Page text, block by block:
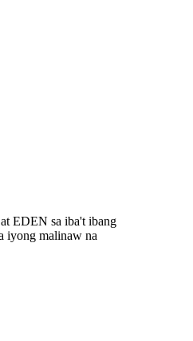
EDEN sa iba't ibang
iyong malinaw na